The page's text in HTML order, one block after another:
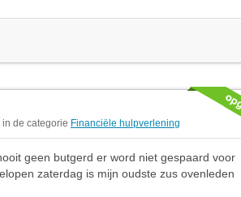
in de categorie Financiële hulpverlening
geen butgerd er word niet gespaard voor
zaterdag is mijn oudste zus ovenleden